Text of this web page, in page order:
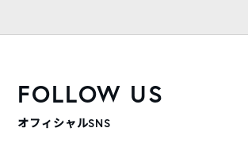
FOLLOW US
オフィシャルSNS